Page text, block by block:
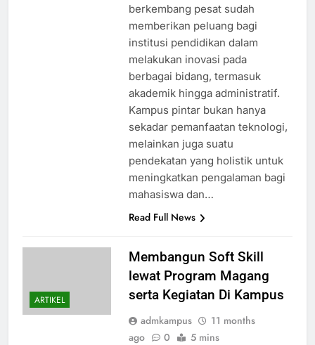
berkembang pesat sudah
memberikan peluang bagi
institusi pendidikan dalam
melakukan inovasi pada
berbagai bidang, termasuk
akademik hingga administratif.
Kampus pintar bukan hanya
sekadar pemanfaatan teknologi,
melainkan juga suatu
pendekatan yang holistik untuk
meningkatkan pengalaman bagi
mahasiswa dan…
Read Full News
ARTIKEL
Membangun Soft Skill
lewat Program Magang
serta Kegiatan Di Kampus
admkampus
11 months
ago
0 5 mins